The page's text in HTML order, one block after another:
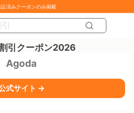
証済みクーポンのみ掲載
引クーポン2026
Agoda
式サイト →